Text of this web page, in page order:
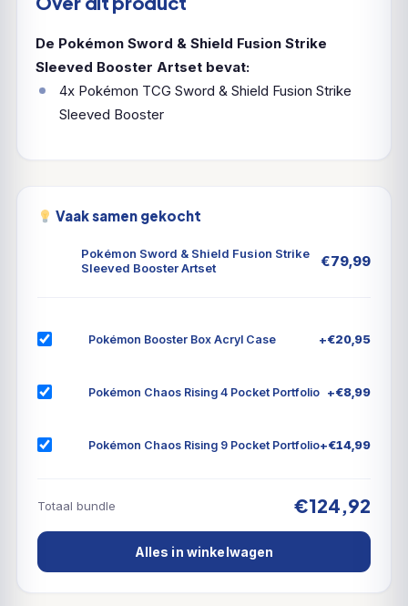
De Pokémon Sword & Shield Fusion Strike
Sleeved Booster Artset bevat:
4x Pokémon TCG Sword & Shield Fusion Strike
Sleeved Booster
Vaak samen gekocht
Pokémon Sword & Shield Fusion Strike
Sleeved Booster Artset
€79,99
Pokémon Booster Box Acryl Case +€20,95
Pokémon Chaos Rising 4 Pocket Portfolio +€8,99
Pokémon Chaos Rising 9 Pocket Portfolio+€14,99
Totaal bundle €124,92
Alles in winkelwagen